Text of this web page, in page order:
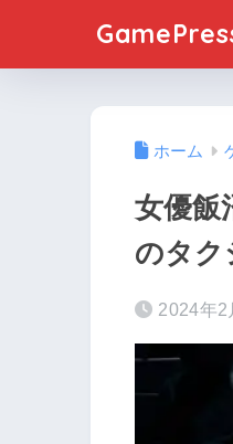
ホーム
女優飯
のタク
2024年2